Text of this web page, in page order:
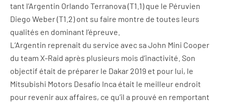
tant l’Argentin Orlando Terranova (T1.1) que le Péruvien
Diego Weber (T1.2) ont su faire montre de toutes leurs
qualités en dominant l’épreuve.
L’Argentin reprenait du service avec sa John Mini Cooper
du team X-Raid après plusieurs mois d’inactivité. Son
objectif était de préparer le Dakar 2019 et pour lui, le
Mitsubishi Motors Desafío Inca était le meilleur endroit
pour revenir aux affaires, ce qu’il a prouvé en remportant